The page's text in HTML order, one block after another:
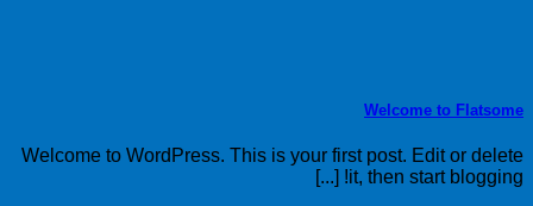
Welcome to Flatsome
Welcome to WordPress. This is your first post. Edit or delete
it, then start blogging! [...]